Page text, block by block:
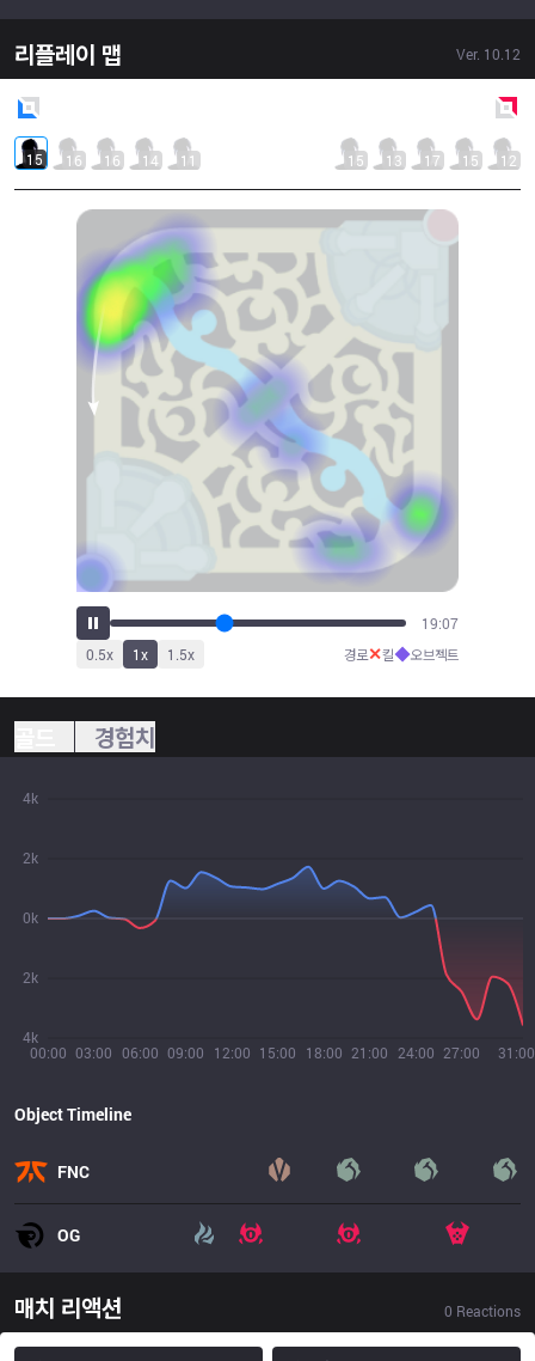
리플레이 맵 Ver. 10.12
15 16 16 14 11 15 13 17 15 12
21:11
0.5x 1x 1.5x 경로✕킬◆오브젝트
경험치
00:00 03:00 06:00 09:00 12:00 15:00 18:00 21:00 24:00 27:00 31:00
4k
2k
0k
2k
4k
Object Timeline
FNC
OG
매치 리액션 0 Reactions